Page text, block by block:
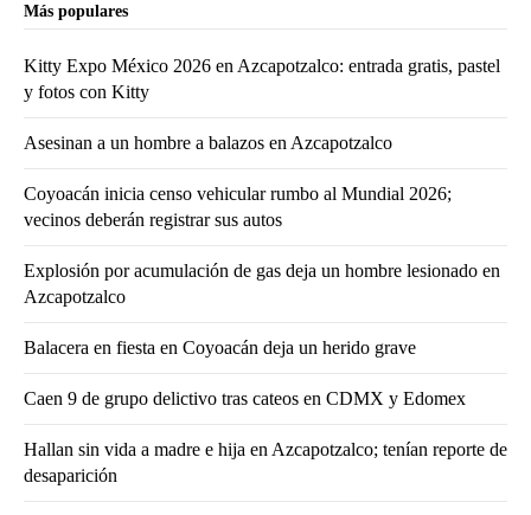
Más populares
Kitty Expo México 2026 en Azcapotzalco: entrada gratis, pastel
y fotos con Kitty
Asesinan a un hombre a balazos en Azcapotzalco
Coyoacán inicia censo vehicular rumbo al Mundial 2026;
vecinos deberán registrar sus autos
Explosión por acumulación de gas deja un hombre lesionado en
Azcapotzalco
Balacera en fiesta en Coyoacán deja un herido grave
Caen 9 de grupo delictivo tras cateos en CDMX y Edomex
Hallan sin vida a madre e hija en Azcapotzalco; tenían reporte de
desaparición